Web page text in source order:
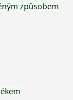
způsobem